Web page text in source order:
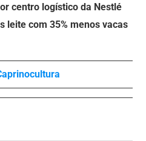
centro logístico da Nestlé
leite com 35% menos vacas